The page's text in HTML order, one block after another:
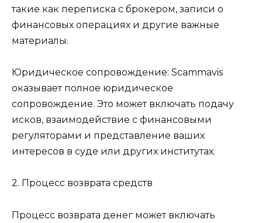
такие как переписка с брокером, записи о
финансовых операциях и другие важные
материалы.
Юридическое сопровождение: Scammavis
оказывает полное юридическое
сопровождение. Это может включать подачу
исков, взаимодействие с финансовыми
регуляторами и представление ваших
интересов в суде или других институтах.
2. Процесс возврата средств
Процесс возврата денег может включать